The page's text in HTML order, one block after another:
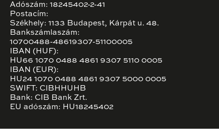
Adószám: 18245402-2-41
Postacím:
Székhely: 1133 Budapest, Kárpát u. 48.
Bankszámlaszám:
10700488-48619307-51100005
IBAN (HUF):
HU66 1070 0488 4861 9307 5110 0005
IBAN (EUR):
HU24 1070 0488 4861 9307 5000 0005
SWIFT: CIBHHUHB
Bank: CIB Bank Zrt.
EU adószám: HU18245402